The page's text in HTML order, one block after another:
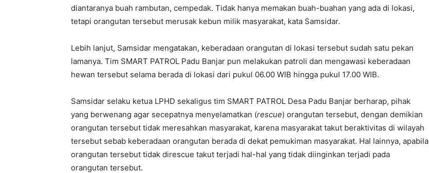
diantaranya buah rambutan, cempedak. Tidak hanya memakan buah-buahan yang ada di lokasi,
tetapi orangutan tersebut merusak kebun milik masyarakat, kata Samsidar.
Lebih lanjut, Samsidar mengatakan, keberadaan orangutan di lokasi tersebut sudah satu pekan
lamanya. Tim SMART PATROL Padu Banjar pun melakukan patroli dan mengawasi keberadaan
hewan tersebut selama berada di lokasi dari pukul 06.00 WIB hingga pukul 17.00 WIB.
Samsidar selaku ketua LPHD sekaligus tim SMART PATROL Desa Padu Banjar berharap, pihak
yang berwenang agar secepatnya menyelamatkan (rescue) orangutan tersebut, dengan demikian
orangutan tersebut tidak meresahkan masyarakat, karena masyarakat takut beraktivitas di wilayah
tersebut sebab keberadaan orangutan berada di dekat pemukiman masyarakat. Hal lainnya, apabila
orangutan tersebut tidak direscue takut terjadi hal-hal yang tidak diinginkan terjadi pada
orangutan tersebut.